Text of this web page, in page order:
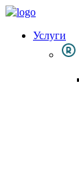
Услуги